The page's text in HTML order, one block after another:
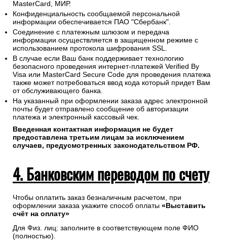
MasterCard, МИР.
Конфиденциальность сообщаемой персональной
информации обеспечивается ПАО "Сбербанк".
Соединение с платежным шлюзом и передача
информации осуществляется в защищенном режиме с
использованием протокола шифрования SSL.
В случае если Ваш банк поддерживает технологию
безопасного проведения интернет-платежей Verified By
Visa или MasterCard Secure Code для проведения платежа
также может потребоваться ввод кода который придет Вам
от обслуживающего банка.
На указанный при оформлении заказа адрес электронной
почты будет отправлено сообщение об авторизации
платежа и электронный кассовый чек.
Введенная контактная информация не будет
предоставлена третьим лицам за исключением
случаев, предусмотренных законодательством РФ.
4. Банковским переводом по счету
Чтобы оплатить заказ безналичным расчетом, при
оформлении заказа укажите способ оплаты «Выставить
счёт на оплату»
Для Физ. лиц: заполните в соответствующем поле ФИО
(полностью).